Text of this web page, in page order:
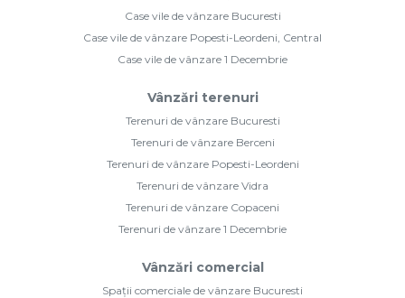
Case vile de vânzare Bucuresti
Case vile de vânzare Popesti-Leordeni, Central
Case vile de vânzare 1 Decembrie
Vânzări terenuri
Terenuri de vânzare Bucuresti
Terenuri de vânzare Berceni
Terenuri de vânzare Popesti-Leordeni
Terenuri de vânzare Vidra
Terenuri de vânzare Copaceni
Terenuri de vânzare 1 Decembrie
Vânzări comercial
Spații comerciale de vânzare Bucuresti